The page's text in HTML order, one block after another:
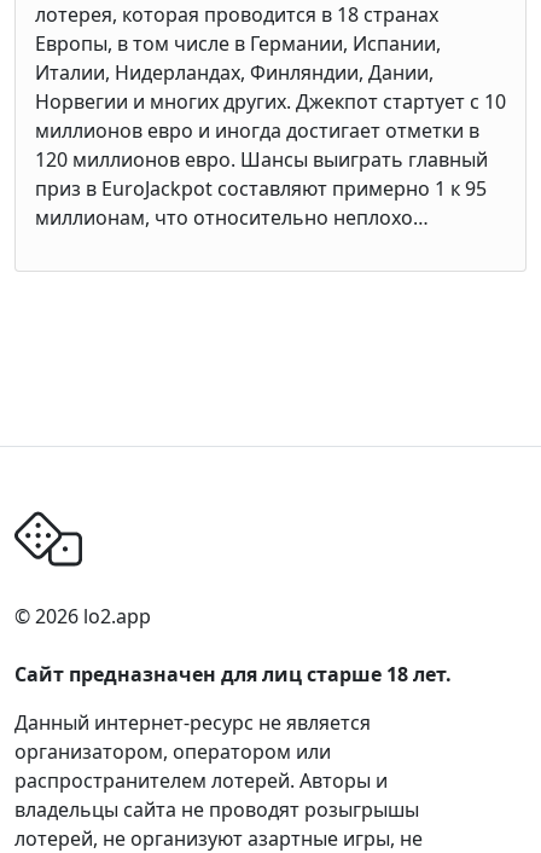
лотерея, которая проводится в 18 странах
Европы, в том числе в Германии, Испании,
Италии, Нидерландах, Финляндии, Дании,
Норвегии и многих других. Джекпот стартует с 10
миллионов евро и иногда достигает отметки в
120 миллионов евро. Шансы выиграть главный
приз в EuroJackpot составляют примерно 1 к 95
миллионам, что относительно неплохо…
© 2026 lo2.app
Сайт предназначен для лиц старше 18 лет.
Данный интернет-ресурс не является
организатором, оператором или
распространителем лотерей. Авторы и
владельцы сайта не проводят розыгрышы
лотерей, не организуют азартные игры, не